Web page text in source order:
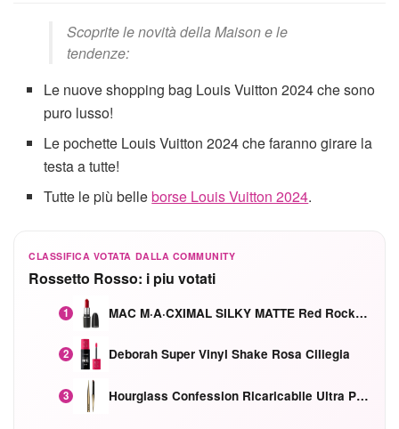
Scoprite le novità della Maison e le
tendenze:
Le nuove shopping bag Louis Vuitton 2024 che sono
puro lusso!
Le pochette Louis Vuitton 2024 che faranno girare la
testa a tutte!
Tutte le più belleborse Louis Vuitton 2024.
CLASSIFICA VOTATA DALLA COMMUNITY
Rossetto Rosso: i piu votati
1 MAC M·A·CXIMAL SILKY MATTE Red Rock mat
2 Deborah Super Vinyl Shake Rosa Ciliegia
3 Hourglass Confession Ricaricabile Ultra Preciso Ad Alta Intensità Secretly Classic Red